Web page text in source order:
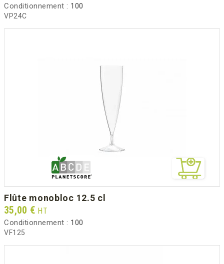
Conditionnement : 100
VP24C
flûte monobloc 12.5 cl
Prix
35,00 € HT
Conditionnement : 100
VF125